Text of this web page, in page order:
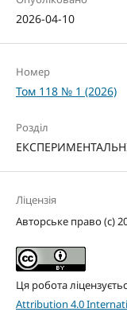
2026-04-10
Номер
Том 118 № 1 (2026)
Розділ
Ліцензія
Авторське право (c)
Ця робота
Attribution 4.0